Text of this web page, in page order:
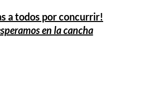
a todos por concurrir!
en la cancha